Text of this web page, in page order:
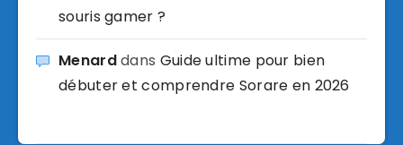
souris gamer ?
Menarddans Guide ultime pour bien
débuter et comprendre Sorare en 2026